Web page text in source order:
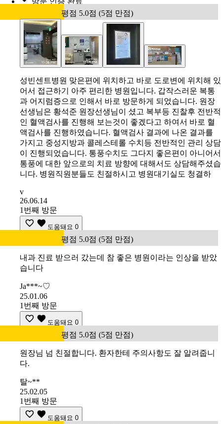
평점 5.0점 (5점 만점)
성빈센트병원 맞은편에 위치하고 바로 도로변에 위치해 있
어서 접근하기 아주 편리한 병원입니다. 갑작스러운 복통
과 어지럼증으로 인해서 바로 방문하게 되었습니다. 원장
선생님은 황석준 원장선생님이 셨고 복부등 진찰후 전반적
인 혈액검사를 진행해 보는것이 좋겠다고 하여서 바로 혈
액검사를 진행하였습니다. 혈액검사 결과에 나온 결과를
가지고 중성지방과 콜레스테롤 수치등 전반적인 관리 상담
이 진행되었습니다. 통풍수치도 그다지 좋은편이 아니어서
통풍에 대한 앞으로의 치료 방향에 대해서도 상담해주셨습
니다. 병원직원분들도 친절하시고 병원대기실도 청결하
v
26.06.14
1번째 방문
도움돼요 0
평점 5.0점 (5점 만점)
내과 진료 받으러 갔는데 참 좋은 병원이라는 인상을 받았
습니다
Ja***~♡
25.01.06
1번째 방문
도움돼요 0
평점 5.0점 (5점 만점)
원장님 넘 친절합니다. 환자한테 주의사항도 잘 알려줍니
다.
탈~**
25.02.05
1번째 방문
도움돼요 0